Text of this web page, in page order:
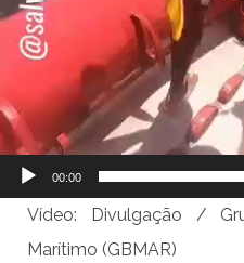
00:00
Vídeo: Divulgação /
Marítimo (GBMAR)